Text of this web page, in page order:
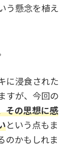
う懸念を植え
に浸食された
すが、今回の
その思想に感
という点もま
のかもしれま